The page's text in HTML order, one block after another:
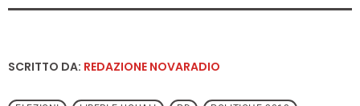
SCRITTO DA: REDAZIONE NOVARADIO